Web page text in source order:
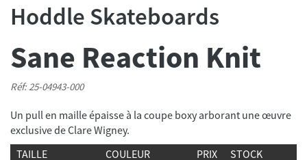
Hoddle Skateboards
Sane Reaction Knit
Réf: 25-04943-000
Un pull en maille épaisse à la coupe boxy arborant une œuvre
exclusive de Clare Wigney.
TAILLE
COULEUR PRIX
STOCK